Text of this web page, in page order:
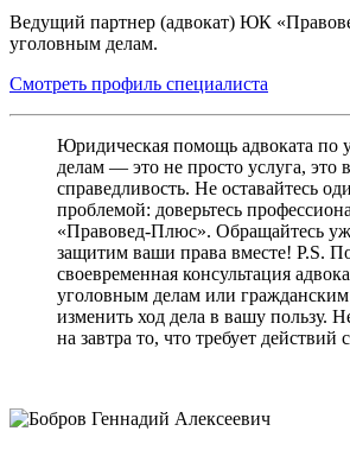
Ведущий партнер (адвокат) ЮК
уголовным делам.
Смотреть профиль специалиста
Юридическая помощь адвоката по
делам — это не просто услуга, это
справедливость. Не оставайтесь
проблемой: доверьтесь
«Правовед-Плюс». Обращайтесь
защитим ваши права вместе! P.S.
своевременная консультация
уголовным делам или
изменить ход дела в вашу пользу.
на завтра то, что требует действий